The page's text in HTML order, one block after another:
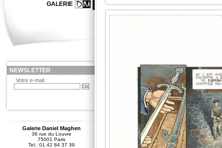
GALERIE
NEWSLETTER
Votre e-mail :
Galerie Daniel Maghen
36 rue du Louvre
75001 Paris
Tel.: 01 42 84 37 39